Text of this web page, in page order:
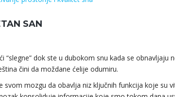
SAN
dok ste u dubokom snu kada se obnavljaju
čini da moždane ćelije odumiru.
mozgu da obavlja niz ključnih funkcija koje su